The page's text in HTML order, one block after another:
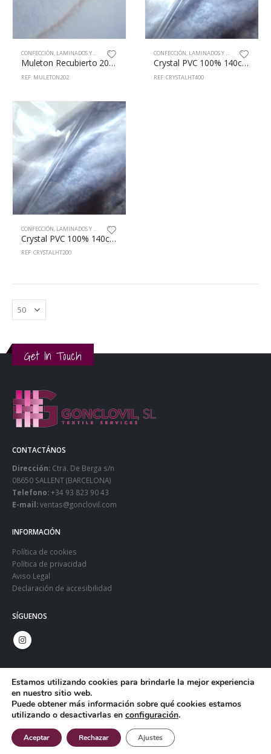
CONFECCIÓN, LAMINADOS Y RECUBIERTOS
Muleton Recubierto 200cm
REF: MULETON202
CONFECCIÓN, LAMINADOS Y RECUBIERTOS
Crystal PVC 100% 140cm HT 400um
REF: CRYSTALHT400
CONFECCIÓN, LAMINADOS Y RECUBIERTOS
Crystal PVC 100% 140cm HT 200um
REF: CRYSTALHT200
Get In Touch
CONTACTÁNOS
Dirección: Ctra. De Berga s/n
08650 SALLENT (BARCELONA)
Telefono:+34 93 823 90 43
E-mail:ventas@gonclovil.com
INFORMACIÓN
Política de cookies
Política de privacidad
Aviso Legal
Declaración de accesibilidad
SÍGUENOS
© Copyright 2024. Gonclovil - Web: Infoactiva't
Estamos utilizando cookies para brindarle la mejor experiencia
en nuestro sitio web.
Puede obtener más información sobre qué cookies estamos
utilizando o desactivarlas en configuración.
Aceptar Rechazar Ajustes